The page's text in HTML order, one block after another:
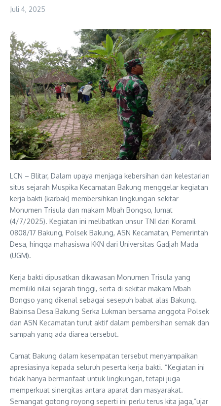
Juli 4, 2025
LCN – Blitar, Dalam upaya menjaga kebersihan dan kelestarian
situs sejarah Muspika Kecamatan Bakung menggelar kegiatan
kerja bakti (karbak) membersihkan lingkungan sekitar
Monumen Trisula dan makam Mbah Bongso, Jumat
(4/7/2025). Kegiatan ini melibatkan unsur TNI dari Koramil
0808/17 Bakung, Polsek Bakung, ASN Kecamatan, Pemerintah
Desa, hingga mahasiswa KKN dari Universitas Gadjah Mada
(UGM).
Kerja bakti dipusatkan dikawasan Monumen Trisula yang
memiliki nilai sejarah tinggi, serta di sekitar makam Mbah
Bongso yang dikenal sebagai sesepuh babat alas Bakung.
Babinsa Desa Bakung Serka Lukman bersama anggota Polsek
dan ASN Kecamatan turut aktif dalam pembersihan semak dan
sampah yang ada diarea tersebut.
Camat Bakung dalam kesempatan tersebut menyampaikan
apresiasinya kepada seluruh peserta kerja bakti. “Kegiatan ini
tidak hanya bermanfaat untuk lingkungan, tetapi juga
memperkuat sinergitas antara aparat dan masyarakat.
Semangat gotong royong seperti ini perlu terus kita jaga,”ujar